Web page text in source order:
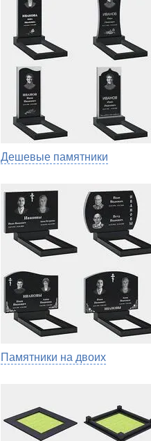
Дешевые памятники
Памятники на двоих